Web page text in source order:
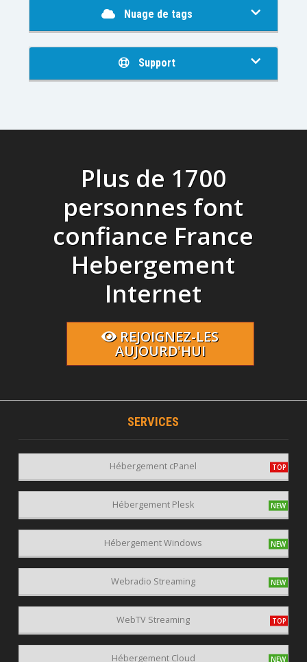
Nuage de tags
Support
Plus de 1700
personnes font
confiance France
Hebergement
Internet
REJOIGNEZ-LES
AUJOURD'HUI
SERVICES
Hébergement cPanel
Hébergement Plesk
Hébergement Windows
Webradio Streaming
WebTV Streaming
Hébergement Cloud